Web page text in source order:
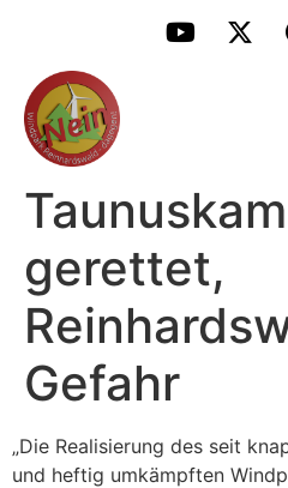
gerettet,
Gefahr
„Die Realisierung des seit
und heftig umkämpften